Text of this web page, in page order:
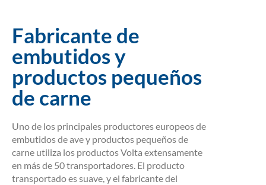
Fabricante de
embutidos y
productos pequeños
de carne
Uno de los principales productores europeos de
embutidos de ave y productos pequeños de
carne utiliza los productos Volta extensamente
en más de 50 transportadores. El producto
transportado es suave, y el fabricante del